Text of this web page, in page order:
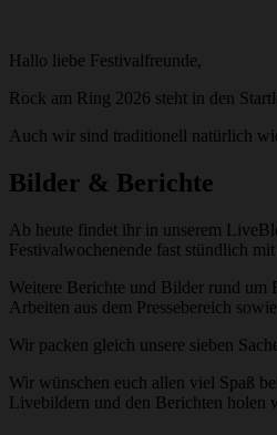
Hallo liebe Festivalfreunde,
Rock am Ring 2026 steht in den
Auch wir sind traditionell natürlich
Bilder & Berichte
Ab heute findet ihr in unserem
Festivalwochenende fast stündlich
Weitere Berichte und Bilder rund um
Arbeiten aus dem Pressebereich
Wir packen gleich unsere sieben
Wir wünschen euch allen viel Spaß
Livebildern und den Berichten holen